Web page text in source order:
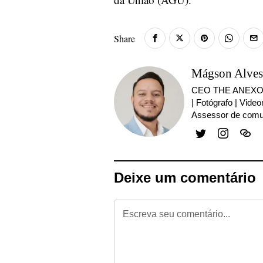
Share
Mágson Alves
CEO THE ANEXO
| Fotógrafo |
Assessor de
Deixe um comentário